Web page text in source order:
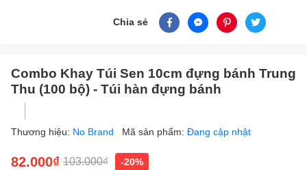
Chia sẻ
Combo Khay Túi Sen 10cm đựng bánh Trung
Thu (100 bộ) - Túi hàn đựng bánh
Thương hiệu: No Brand Mã sản phẩm: Đang cập nhật
82.000₫ 103.000₫
-20%